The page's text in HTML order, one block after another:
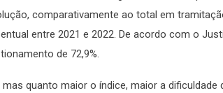
comparativamente ao total em
entre 2021 e 2022. De acordo com o
de 72,9%.
quanto maior o índice, maior a dificuldade